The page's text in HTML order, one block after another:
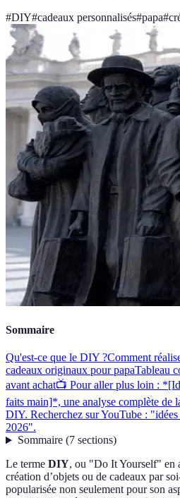
#DIY#cadeaux personnalisés#papa#
Sommaire
Qu'est-ce que le DIY ?Comment
cadeaux originaux pour papaTableau
avant achat📺 Pour aller plus loin :
faits main]*, une analyse complète de
DIY. Recherchez sur YouTube :
2026".
Sommaire(7 sections)
Le terme DIY, ou "Do It Yourself" en
création d’objets ou de cadeaux par
popularisée non seulement pour son